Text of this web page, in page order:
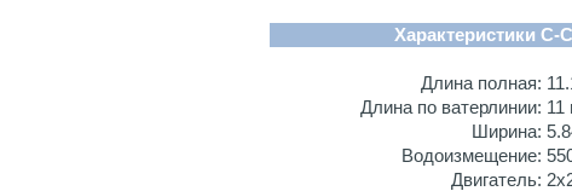
Характеристики C-
Длина полная:
Длина по ватерлинии: 11
Ширина:
Водоизмещение:
Двигатель: